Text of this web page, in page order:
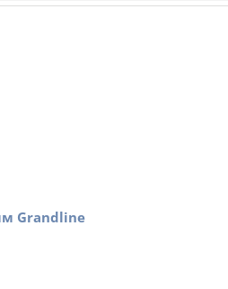
Grandline